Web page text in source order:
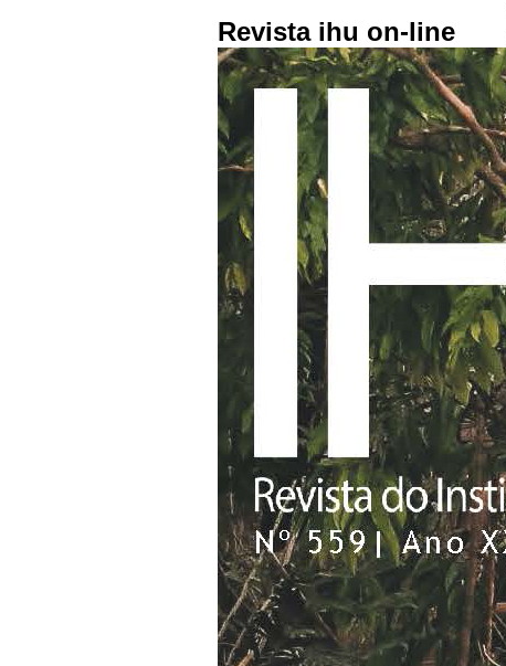
Revista ihu on-line